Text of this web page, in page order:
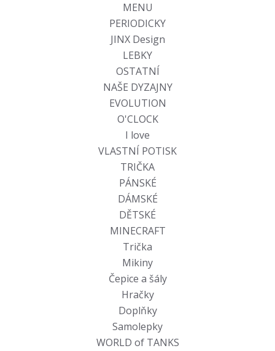
MENU
PERIODICKY
JINX Design
LEBKY
OSTATNÍ
NAŠE DYZAJNY
EVOLUTION
O'CLOCK
I love
VLASTNÍ POTISK
TRIČKA
PÁNSKÉ
DÁMSKÉ
DĚTSKÉ
MINECRAFT
Trička
Mikiny
Čepice a šály
Hračky
Doplňky
Samolepky
WORLD of TANKS